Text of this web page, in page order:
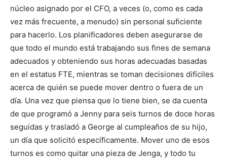
núcleo asignado por el CFO, a veces (o, como es cada
vez más frecuente, a menudo) sin personal suficiente
para hacerlo. Los planificadores deben asegurarse de
que todo el mundo está trabajando sus fines de semana
adecuados y obteniendo sus horas adecuadas basadas
en el estatus FTE, mientras se toman decisiones difíciles
acerca de quién se puede mover dentro o fuera de un
día. Una vez que piensa que lo tiene bien, se da cuenta
de que programó a Jenny para seis turnos de doce horas
seguidas y trasladó a George al cumpleaños de su hijo,
un día que solicitó específicamente. Mover uno de esos
turnos es como quitar una pieza de Jenga, y todo tu